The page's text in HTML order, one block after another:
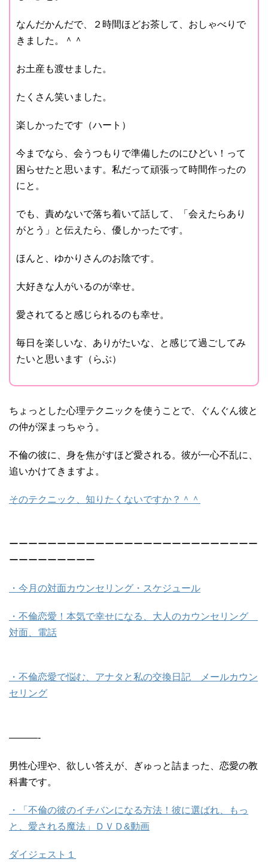
なんだかんだで、２時間ほどお茶して、おしゃべりで
きました。＾＾
お土産も渡せました。
たくさん笑いました。
楽しかったです（ハート）
今までなら、会うつもりで準備したのにひどい！って
困らせたと思います。私だって頑張って時間作ったの
にと。
でも、責めないで落ち着いて話して、「会えたらあり
がとう」と伝えたら、優しかったです。
ほんと、ゆかりさんのお陰です。
大好きな人がいるのが幸せ。
愛されてると感じられるのも幸せ。
毎日を楽しいな、ありがたいな、と感じて過ごしてみ
たいと思います（らぶ）
ちょっとした心理テクニックを使うことで、ぐんぐん彼と
の仲が深まっちゃう。
不倫の彼に、身を焦がすほど愛される。彼が一心不乱に、
追いかけてきますよ。
そのテクニック、知りたくないですか？＾＾
ーーーーーーーーーーーーーーーーーーーーーーーーーー
ーーーーーーーーー
・今月の対面カウンセリング・スケジュール
・不倫恋愛！本気で幸せになる、大人のカウンセリング
対面、電話
・不倫恋愛で悩む、アナタと私の交換日記 メールカウン
セリング
———-
男性心理や、欲しい答えが、ぎゅっと詰まった、恋愛の教
科書です。
・「不倫の彼のイチバンになる方法！彼に選ばれ、もっ
と、愛される魔法」ＤＶＤ&動画
ダイジェスト１